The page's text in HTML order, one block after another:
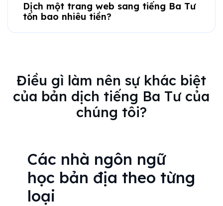
Dịch một trang web sang tiếng Ba Tư
tốn bao nhiêu tiền?
Điều gì làm nên sự khác biệt
của bản dịch tiếng Ba Tư của
chúng tôi?
Các nhà ngôn ngữ
học bản địa theo từng
loại